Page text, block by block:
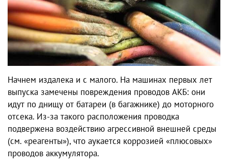
Начнем издалека и с малого. На машинах первых лет
выпуска замечены повреждения проводов АКБ: они
идут по днищу от батареи (в багажнике) до моторного
отсека. Из-за такого расположения проводка
подвержена воздействию агрессивной внешней среды
(см. «реагенты»), что аукается коррозией «плюсовых»
проводов аккумулятора.